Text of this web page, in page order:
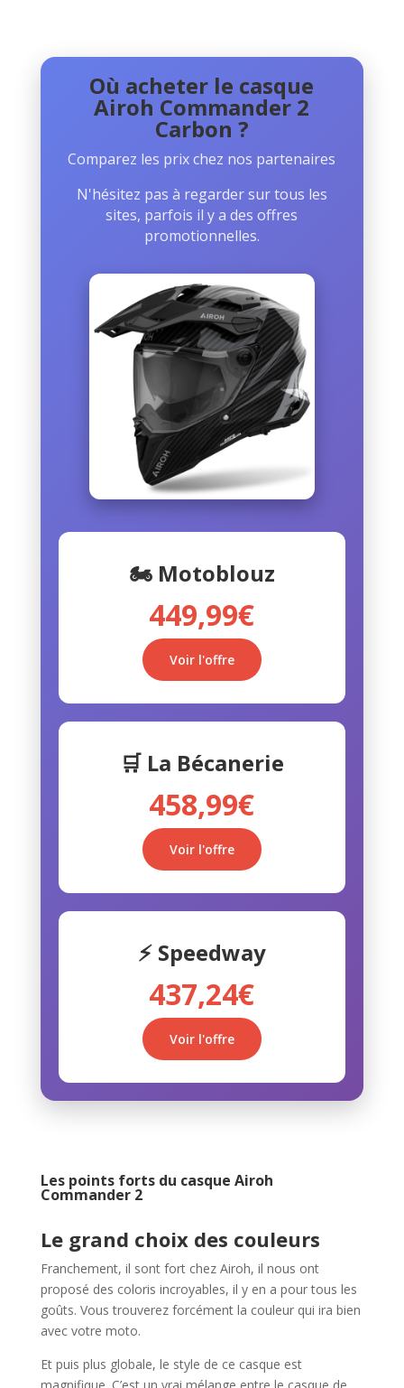
Où acheter le casque
Airoh Commander 2
Carbon ?
Comparez les prix chez nos partenaires
N'hésitez pas à regarder sur tous les
sites, parfois il y a des offres
promotionnelles.
🏍️ Motoblouz
449,99€
Voir l'offre
🛒 La Bécanerie
458,99€
Voir l'offre
⚡ Speedway
437,24€
Voir l'offre
Les points forts du casque Airoh
Commander 2
Le grand choix des couleurs
Franchement, il sont fort chez Airoh, il nous ont
proposé des coloris incroyables, il y en a pour tous les
goûts. Vous trouverez forcément la couleur qui ira bien
avec votre moto.
Et puis plus globale, le style de ce casque est